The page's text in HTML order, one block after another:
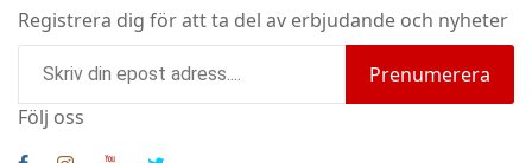
Registrera dig för att ta del av erbjudande och nyheter
Prenumerera
Följ oss